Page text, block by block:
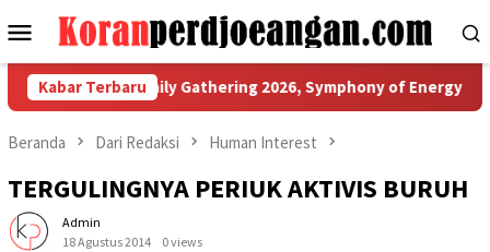
ke
Menu
Mobile
Kabar Terbaru
Gelar Family Gathering 2026, Symphony of Energy Jadi
Beranda Dari Redaksi Human Interest
TERGULINGNYA PERIUK AKTIVIS BURUH
Admin
18 Agustus 2014
0 views